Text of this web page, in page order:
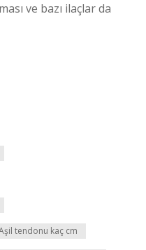
ve bazı ilaçlar da
tendonu kaç cm